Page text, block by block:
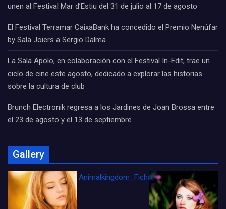
unen al Festival Mar d’Estiu del 31 de julio al 17 de agosto
El Festival Terramar CaixaBank ha concedido el Premio Nenúfar
by Sala Joiers a Sergio Dalma.
La Sala Apolo, en colaboración con el Festival In-Edit, trae un
ciclo de cine este agosto, dedicado a explorar las historias
sobre la cultura de club
Brunch Electronik regresa a los Jardines de Joan Brossa entre
el 23 de agosto y el 13 de septiembre
Gallery
Animalkingdom_FichaCine